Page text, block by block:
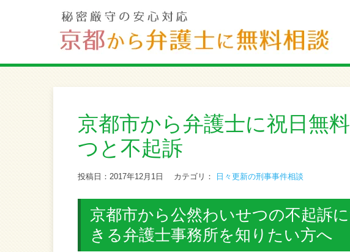
京都市から弁護士に祝日無
つと不起訴
投稿日：2017年12月1日 カテゴリ： 日々更新の刑事事件相談
京都市から公然わいせつの不起訴
きる弁護士事務所を知りたい方へ